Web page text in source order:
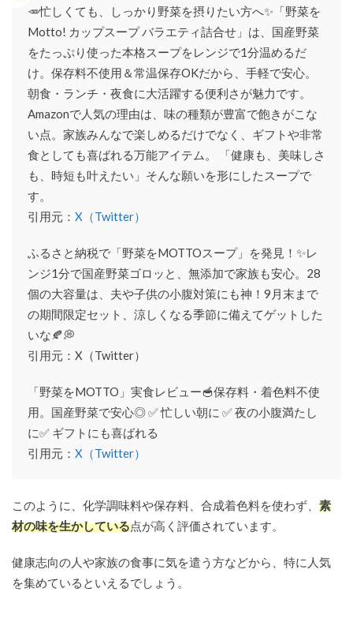
🥕忙しくても、しっかり野菜を摂りたい方へ✨「野菜を
Motto! カップスープ バラエティ詰合せ」は、国産野菜
をたっぷり使った本格スープをレンジで1分温めるだ
け。保存料不使用＆常温保存OKだから、手軽で安心。
朝食・ランチ・夜食に大活躍する便利さが魅力です。
Amazonで人気の理由は、味の種類が豊富で飽きがこな
い点。家族みんなで楽しめるだけでなく、ギフトや非常
食としても喜ばれる万能アイテム。 「健康も、美味しさ
も、時短も叶えたい」そんな願いを形にしたスープで
す。
引用元： X（Twitter）
ふるさと納税で「野菜をMOTTOスープ」を発見！✨レ
ンジ1分で国産野菜ゴロッと、無添加で家族も安心。28
個の大容量は、夫や子供の小腹対策にも神！9月末まで
の期間限定セット、涼しくなる季節に備えてゲットした
いな🍂💭
引用元：X（Twitter）
「野菜をMOTTO」実食レビュー🥣保存料・着色料不使
用。国産野菜で安心◎ ✅ 忙しい朝に ✅ 夜の小腹満たし
に✅ ギフトにも喜ばれる
引用元： X（Twitter）
このように、化学調味料や保存料、合成着色料を使わず、 素
材の味を生かしている点が高く評価されています。
健康志向の人や家族の食事に気を遣う方などから、特に人気
を集めているといえるでしょう。